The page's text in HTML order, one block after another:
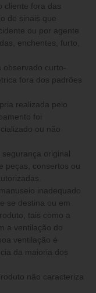
cliente fora das
de sinais que
ou por agente
enchentes, furto,
observado curto-
fora dos padrões
realizada pelo
foi
ou não
original
peças, consertos ou
inadequado
se destina ou em
tais como a
a ventilação do
ventilação é
da maioria dos
não caracteriza